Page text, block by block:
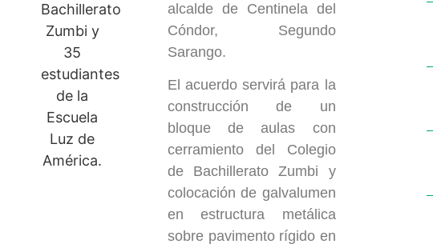
alcalde de Centinela del
Cóndor, Segundo
Sarango.
El acuerdo servirá para la
construcción de un
bloque de aulas con
cerramiento del Colegio
de Bachillerato Zumbi y
colocación de galvalumen
en estructura metálica
sobre pavimento rígido en